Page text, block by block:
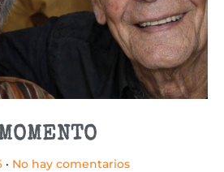
No hay comentarios